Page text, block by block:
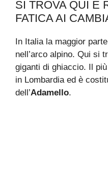
SI TROVA QUI E
FATICA AI
In Italia la maggior
nell’arco alpino. Qui si
giganti di ghiaccio. Il
in Lombardia ed è
dell’Adamello.